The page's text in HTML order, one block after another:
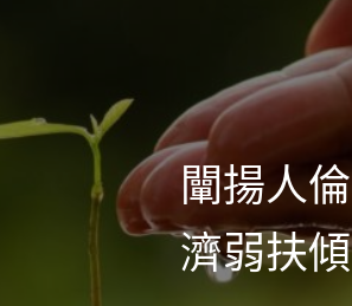
闡揚人倫
濟弱扶傾